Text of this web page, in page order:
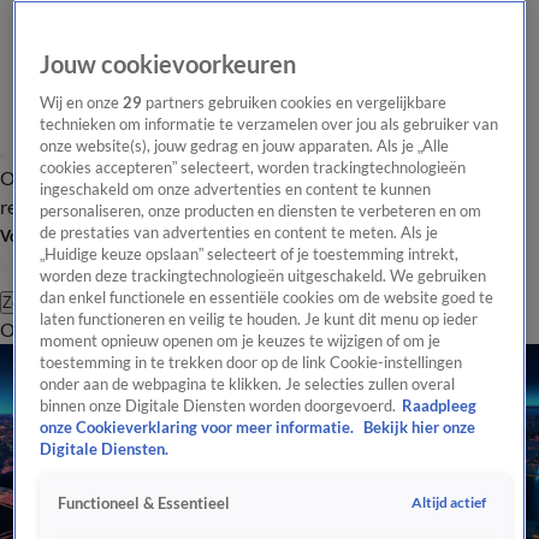
Overzicht Laatste nieuws Regionieuws Het beste van Hart
Tip de
redactie
Volg Hart van Nederland
Zoeken
OverzichtRegioUitzendingenWeerTip de redactiePanelVideo's
Jouw cookievoorkeuren
Wij en onze29 partners gebruiken cookies en vergelijkbare
technieken om informatie te verzamelen over jou als gebruiker van
onze website(s), jouw gedrag en jouw apparaten. Als je „Alle
cookies accepteren” selecteert, worden trackingtechnologieën
ingeschakeld om onze advertenties en content te kunnen
personaliseren, onze producten en diensten te verbeteren en om
de prestaties van advertenties en content te meten. Als je
„Huidige keuze opslaan” selecteert of je toestemming intrekt,
worden deze trackingtechnologieën uitgeschakeld. We gebruiken
dan enkel functionele en essentiële cookies om de website goed te
laten functioneren en veilig te houden. Je kunt dit menu op ieder
moment opnieuw openen om je keuzes te wijzigen of om je
toestemming in te trekken door op de link Cookie-instellingen
onder aan de webpagina te klikken. Je selecties zullen overal
binnen onze Digitale Diensten worden doorgevoerd. Raadpleeg
onze Cookieverklaring voor meer informatie.
Bekijk hier onze
Digitale Diensten.
Functioneel & Essentieel Altijd actief